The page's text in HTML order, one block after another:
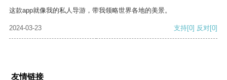
这款app就像我的私人导游，带我领略世界各地的美景。
2024-03-23 支持[0] 反对[0]
友情链接